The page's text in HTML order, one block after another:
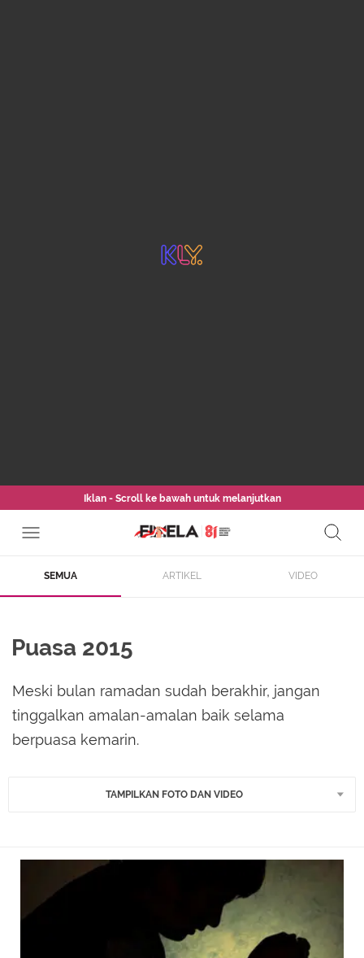
Iklan - Scroll ke bawah untuk melanjutkan
SEMUA ARTIKEL VIDEO
Puasa 2015
Meski bulan ramadan sudah berakhir, jangan
tinggalkan amalan-amalan baik selama
berpuasa kemarin.
TAMPILKAN FOTO DAN VIDEO